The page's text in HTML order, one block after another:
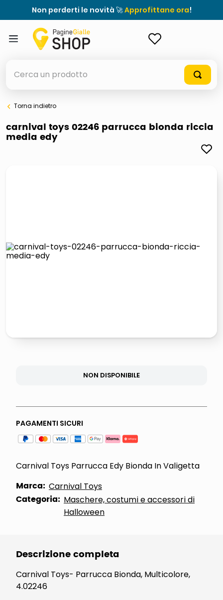
Non perderti le novità 🚀Approfittane ora!
elenchi telefonici
orologio parete
italia independent occhiali sole 0703 thin rotondo sun
pattumiera raccolta differenziata
Torna indietro
carnival toys 02246 parrucca bionda riccia
media edy
NON DISPONIBILE
PAGAMENTI SICURI
Carnival Toys Parrucca Edy Bionda In Valigetta
Marca: Carnival Toys
Categoria: Maschere, costumi e accessori di
Halloween
Descrizione completa
Carnival Toys- Parrucca Bionda, Multicolore,
4.02246